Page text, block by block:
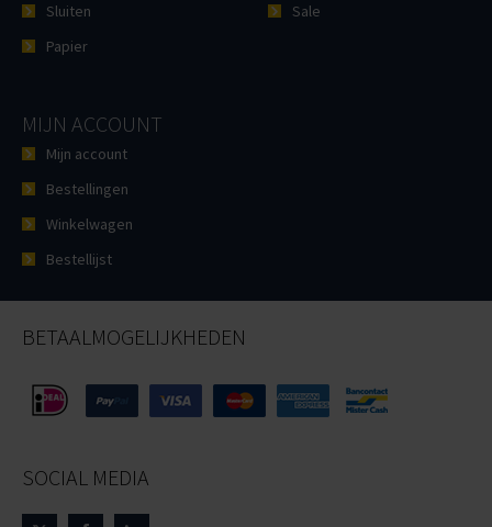
Sluiten
Papier
Sale
MIJN ACCOUNT
Mijn account
Bestellingen
Winkelwagen
Bestellijst
BETAALMOGELIJKHEDEN
SOCIAL MEDIA